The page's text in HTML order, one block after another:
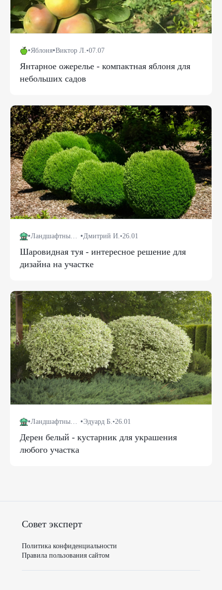
•Яблоня•Виктор Л.•07.07
Янтарное ожерелье - компактная яблоня для
небольших садов
• Ландшафтный дизайн •Дмитрий И.•26.01
Шаровидная туя - интересное решение для
дизайна на участке
• Ландшафтный дизайн •Эдуард Б.•26.01
Дерен белый - кустарник для украшения
любого участка
Совет эксперт
Политика конфиденциальности
Правила пользования сайтом